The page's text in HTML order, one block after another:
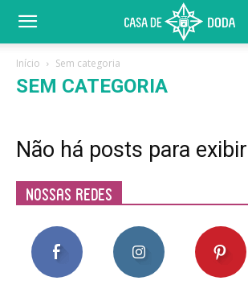
Início Sem categoria
SEM CATEGORIA
Não há posts para exibir
Nossas Redes